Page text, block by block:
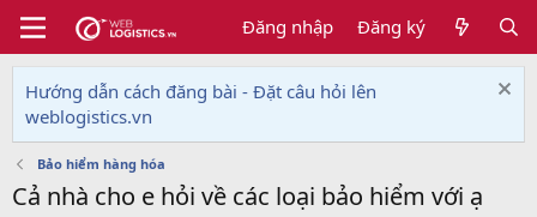
Đăng nhập Đăng ký
Hướng dẫn cách đăng bài - Đặt câu hỏi lên
weblogistics.vn
Bảo hiểm hàng hóa
Cả nhà cho e hỏi về các loại bảo hiểm với ạ